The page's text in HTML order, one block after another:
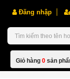
Đăng nhập
Giỏ hàng 0 sản